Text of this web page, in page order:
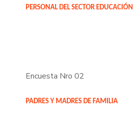
PERSONAL DEL SECTOR EDUCACIÓN
Encuesta Nro 02
PADRES Y MADRES DE FAMILIA